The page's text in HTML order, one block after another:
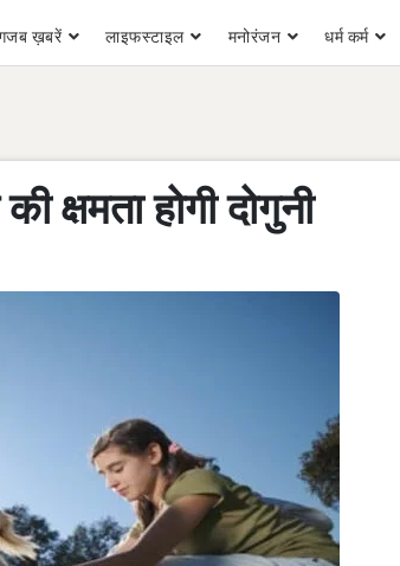
ख़बरें लाइफस्टाइल मनोरंजन धर्म कर्म
क्षमता होगी दोगुनी